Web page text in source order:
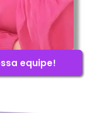
equipe!